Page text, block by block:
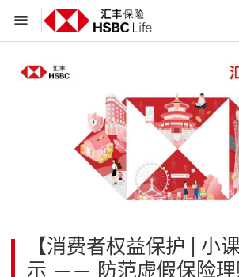
【消费者权益保护 | 小
示 —— 防范虚假保险理